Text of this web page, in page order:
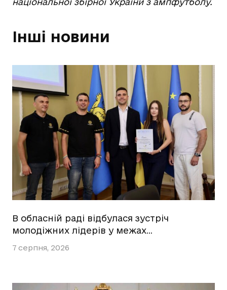
Інші новини
В обласній раді відбулася зустріч
молодіжних лідерів у межах…
7 серпня, 2026